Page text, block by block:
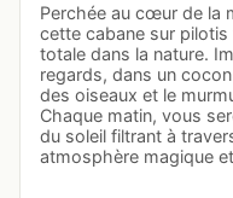
Perchée au cœur de la
cette cabane sur
totale dans la nature.
regards, dans un
des oiseaux et le
Chaque matin, vous
du soleil filtrant à
atmosphère magique